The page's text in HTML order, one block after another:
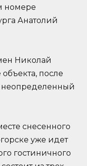
номере
Анатолий
Николай
после
неопределенный
снесенного
уже идет
гостиничного